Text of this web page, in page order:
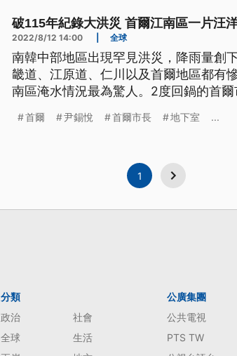
破115年紀錄大洪災 首爾江南區一片汪
2022/8/12 14:00 全球
南韓中部地區出現罕見洪災，降雨量創
畿道、江原道、仁川以及首爾地區都有
南區淹水情況最為驚人。2度回鍋的首
首爾 尹錫悅 首爾市長 地下室 ...
1
分類
政治
社會
全球
生活
公廣集團
公共電視
PTS TW